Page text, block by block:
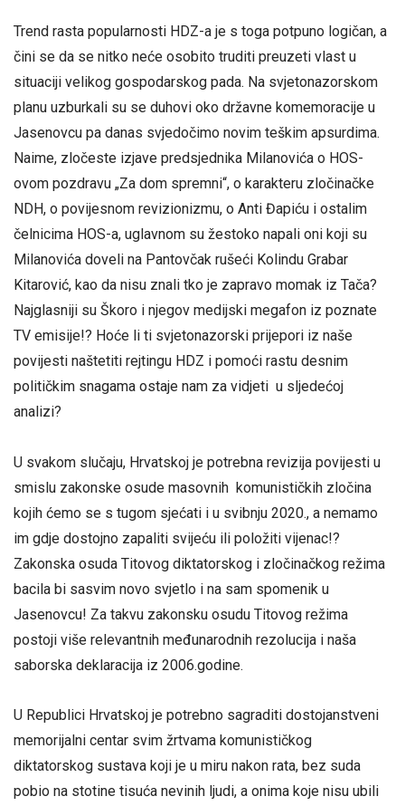
Trend rasta popularnosti HDZ-a je s toga potpuno logičan, a
čini se da se nitko neće osobito truditi preuzeti vlast u
situaciji velikog gospodarskog pada. Na svjetonazorskom
planu uzburkali su se duhovi oko državne komemoracije u
Jasenovcu pa danas svjedočimo novim teškim apsurdima.
Naime, zločeste izjave predsjednika Milanovića o HOS-
ovom pozdravu „Za dom spremni“, o karakteru zločinačke
NDH, o povijesnom revizionizmu, o Anti Đapiću i ostalim
čelnicima HOS-a, uglavnom su žestoko napali oni koji su
Milanovića doveli na Pantovčak rušeći Kolindu Grabar
Kitarović, kao da nisu znali tko je zapravo momak iz Tača?
Najglasniji su Škoro i njegov medijski megafon iz poznate
TV emisije!? Hoće li ti svjetonazorski prijepori iz naše
povijesti naštetiti rejtingu HDZ i pomoći rastu desnim
političkim snagama ostaje nam za vidjeti u sljedećoj
analizi?
U svakom slučaju, Hrvatskoj je potrebna revizija povijesti u
smislu zakonske osude masovnih komunističkih zločina
kojih ćemo se s tugom sjećati i u svibnju 2020., a nemamo
im gdje dostojno zapaliti svijeću ili položiti vijenac!?
Zakonska osuda Titovog diktatorskog i zločinačkog režima
bacila bi sasvim novo svjetlo i na sam spomenik u
Jasenovcu! Za takvu zakonsku osudu Titovog režima
postoji više relevantnih međunarodnih rezolucija i naša
saborska deklaracija iz 2006.godine.
U Republici Hrvatskoj je potrebno sagraditi dostojanstveni
memorijalni centar svim žrtvama komunističkog
diktatorskog sustava koji je u miru nakon rata, bez suda
pobio na stotine tisuća nevinih ljudi, a onima koje nisu ubili